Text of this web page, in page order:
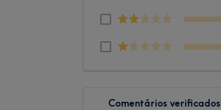
Comentários verificados